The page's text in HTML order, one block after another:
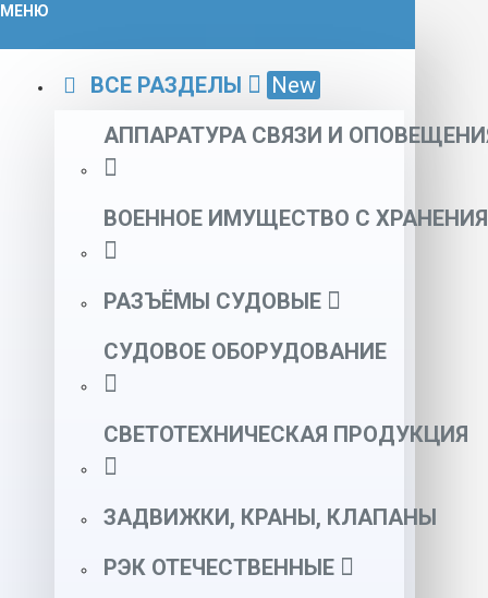
МЕНЮ
ВСЕ РАЗДЕЛЫ
New
АППАРАТУРА СВЯЗИ И
ВОЕННОЕ ИМУЩЕСТВО С ХРАНЕНИЯ
РАЗЪЁМЫ СУДОВЫЕ
СУДОВОЕ ОБОРУДОВАНИЕ
СВЕТОТЕХНИЧЕСКАЯ ПРОДУКЦИЯ
ЗАДВИЖКИ, КРАНЫ, КЛАПАНЫ
РЭК ОТЕЧЕСТВЕННЫЕ